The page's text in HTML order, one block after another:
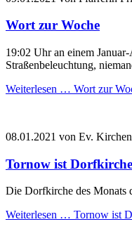
Wort zur Woche
19:02 Uhr an einem
Straßenbeleuchtung,
Weiterlesen … Wort zur
08.01.2021 von Ev.
Tornow ist
Die Dorfkirche des Monats
Weiterlesen … Tornow ist